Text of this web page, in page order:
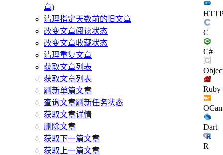
章)
清理指定天数前的旧文章
改变文章阅读状态
改变文章收藏状态
清理重复文章
获取文章列表
获取文章列表
刷新单篇文章
查询文章刷新任务状态
获取文章详情
删除文章
获取下一篇文章
获取上一篇文章
HTTP
C
C#
Ruby
Dart
R